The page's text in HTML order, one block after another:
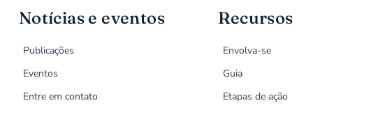
Notícias e eventos
Publicações
Eventos
Entre em contato
Recursos
Envolva-se
Guia
Etapas de ação